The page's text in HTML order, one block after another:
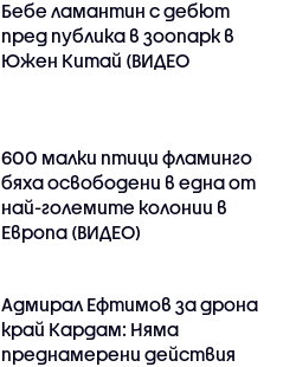
Бебе ламантин с дебют
пред публика в зоопарк в
Южен Китай (ВИДЕО
600 малки птици фламинго
бяха освободени в една от
най-големите колонии в
Европа (ВИДЕО)
Адмирал Ефтимов за дрона
край Кардам: Няма
преднамерени действия